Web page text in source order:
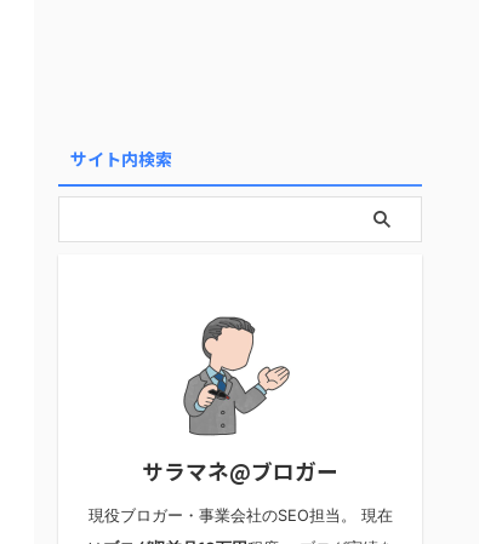
サイト内検索
サラマネ@ブロガー
現役ブロガー・事業会社のSEO担当。 現在